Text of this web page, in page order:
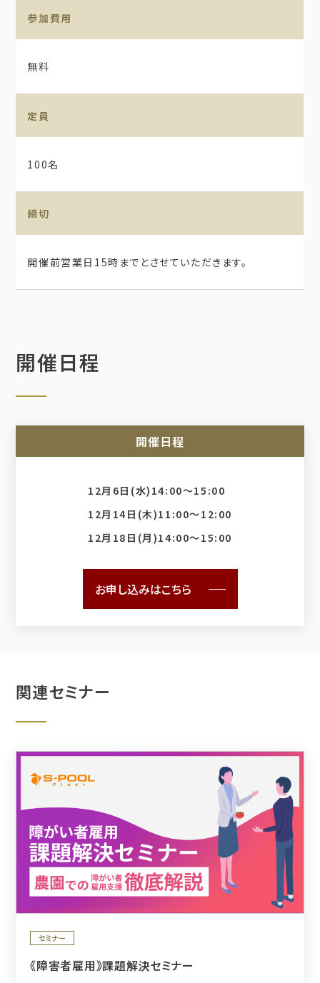
参加費用
無料
定員
100名
締切
開催前営業日15時までとさせていただきます。
開催日程
開催日程
12月6日(水)14:00～15:00
12月14日(木)11:00～12:00
12月18日(月)14:00～15:00
お申し込みはこちら
関連セミナー
セミナー
《障害者雇用》課題解決セミナー